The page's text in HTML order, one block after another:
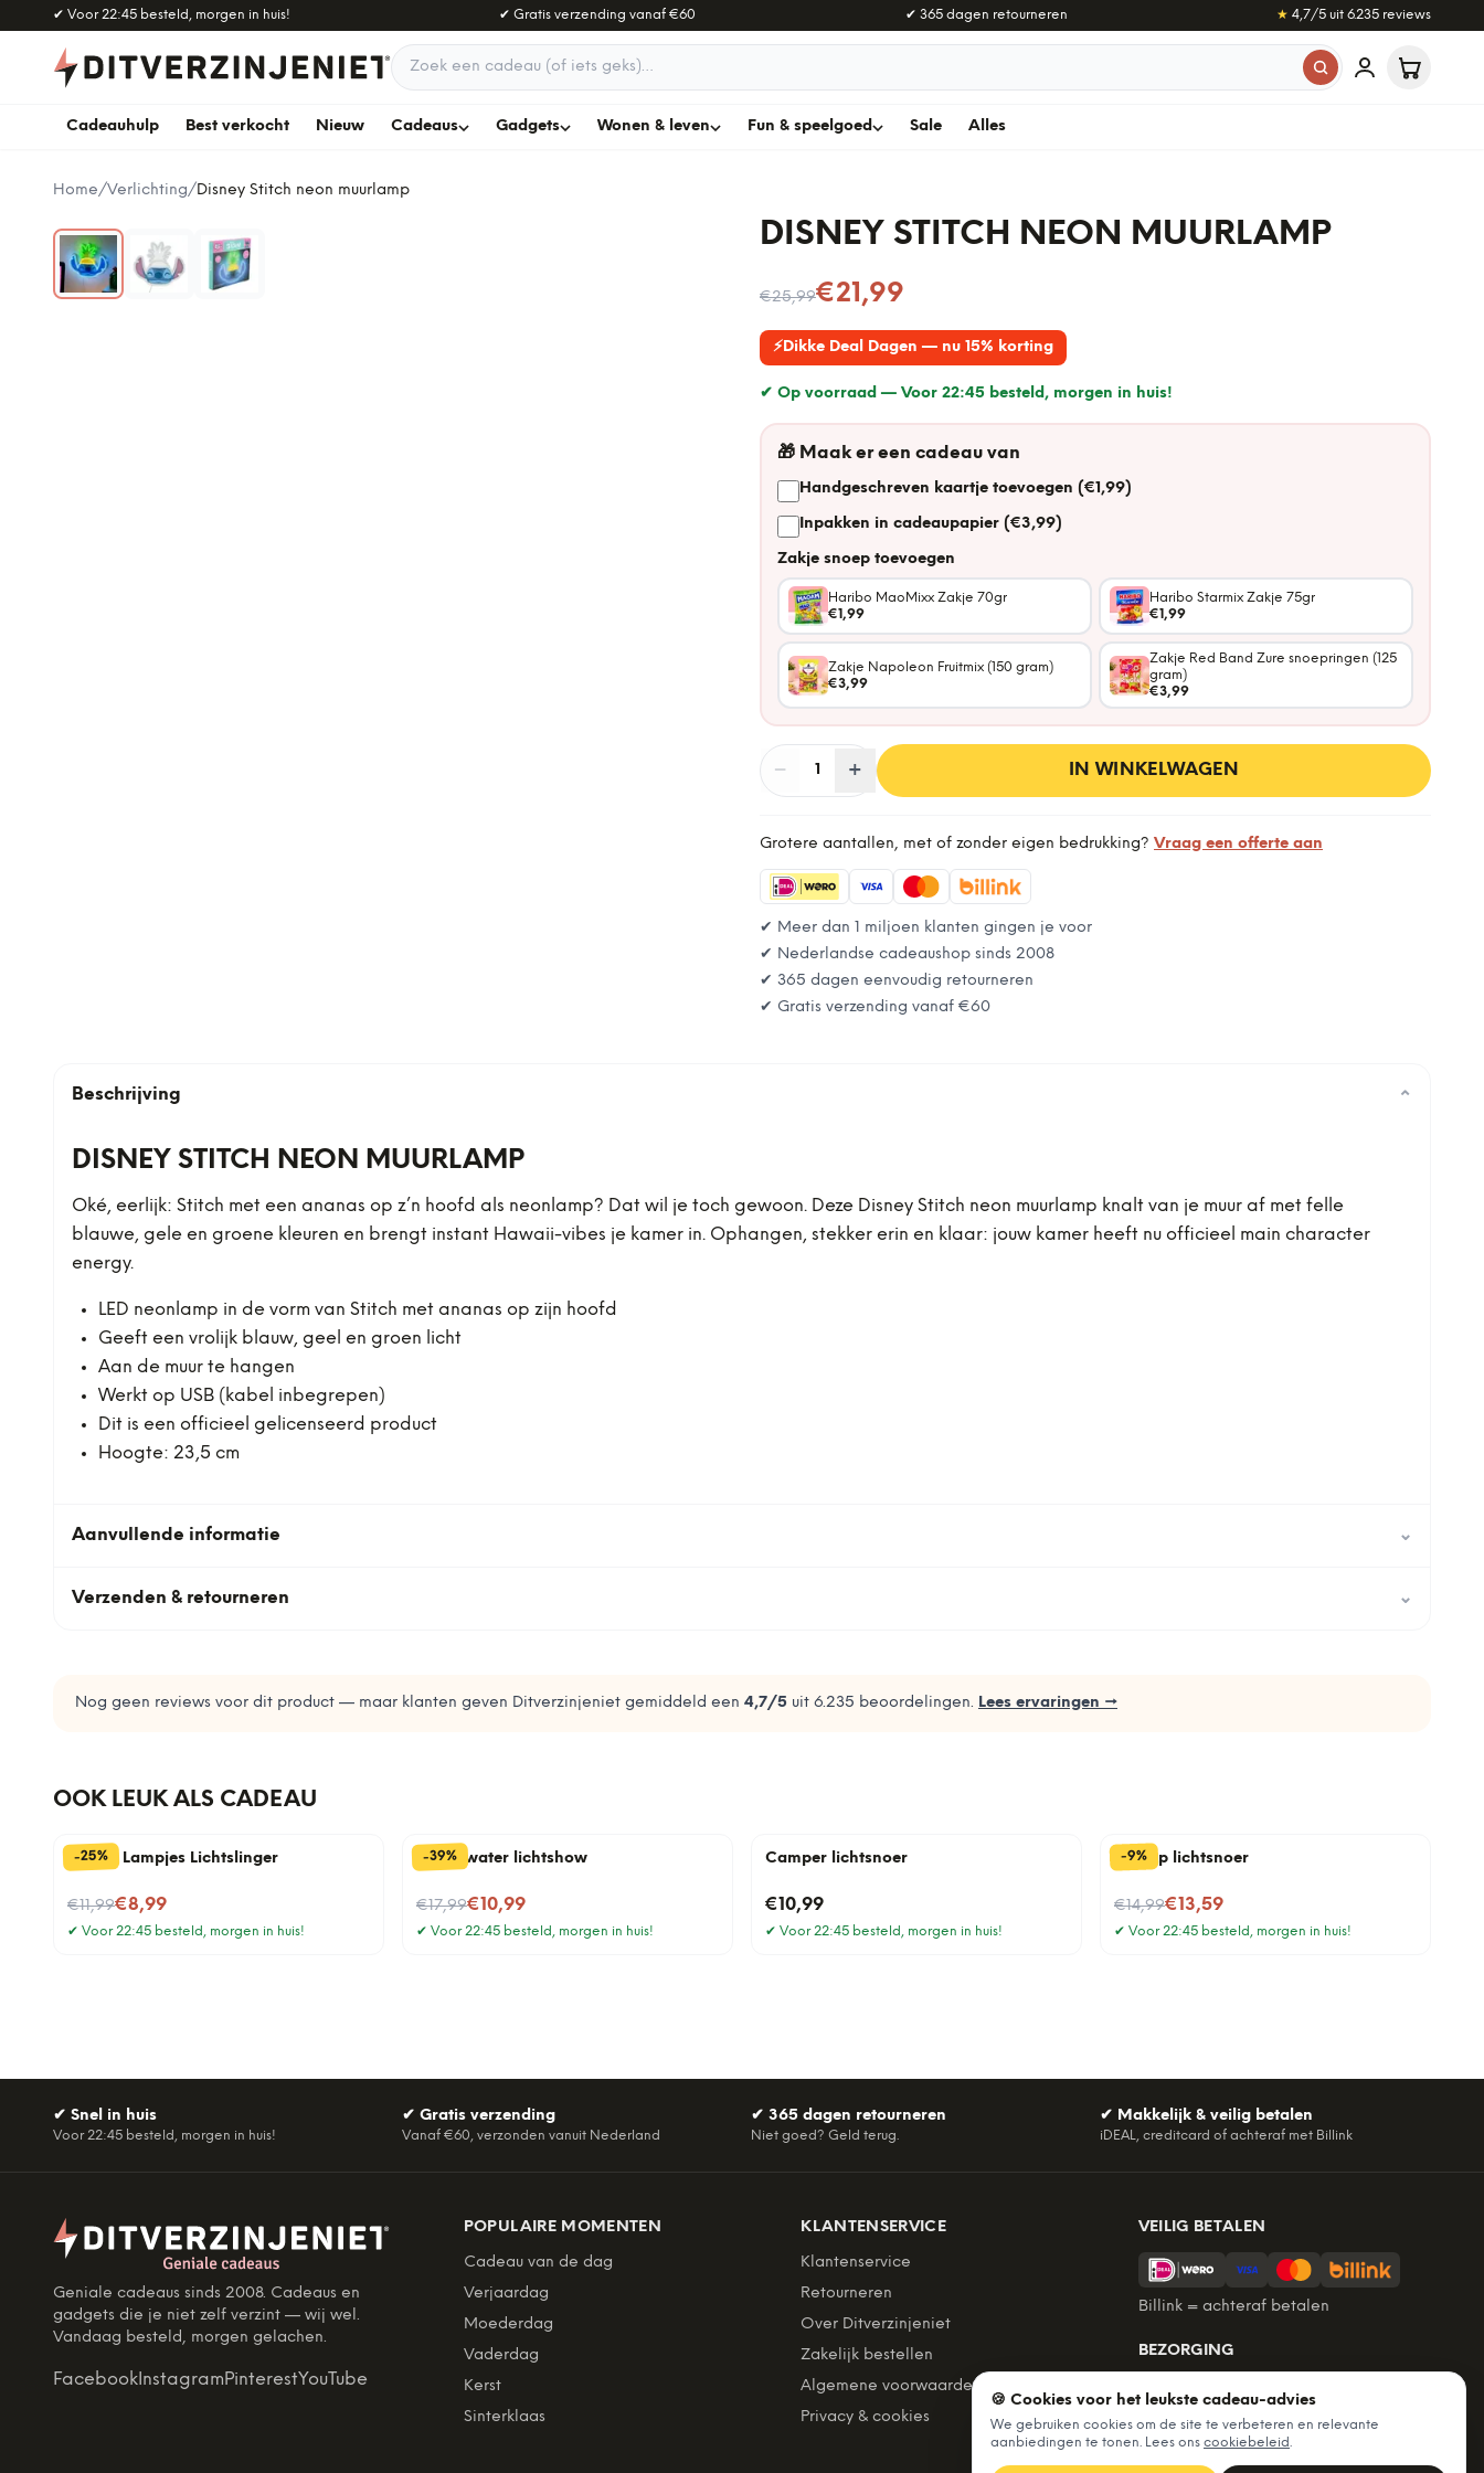
Naar hoofdinhoud
✔ Voor 22:45 besteld, morgen in huis! ✔ Gratis verzending vanaf€60 ✔ 365 dagen retourneren ★ 4,7/5 uit 6.235reviews
Zoek een cadeau
Cadeauhulp Best verkocht Nieuw Cadeaus Gadgets Wonen & leven Fun & speelgoed Sale Alles
Home/Verlichting/Disney Stitch neon muurlamp
DISNEY STITCH NEON MUURLAMP
€25,99
Nu voor€21,99
⚡Dikke Deal Dagen — nu 15% korting
✔ Op voorraad — Voor 22:45 besteld, morgen in huis!
🎁 Maak er een cadeau van
Handgeschreven kaartje toevoegen (€1,99)
Inpakken in cadeaupapier (€3,99)
Zakje snoep toevoegen
Haribo MaoMixx Zakje 70gr
€1,99
Haribo Starmix Zakje 75gr
€1,99
Zakje Napoleon Fruitmix (150 gram)
€3,99
Zakje Red Band Zure snoepringen (125
gram)
€3,99
− Aantal
1 + IN WINKELWAGEN
Grotere aantallen, met of zonder eigen bedrukking? Vraag een offerte aan
✔ Meer dan 1 miljoen klanten gingen je voor
✔ Nederlandse cadeaushop sinds 2008
✔ 365 dagen eenvoudig retourneren
✔ Gratis verzending vanaf €60
Beschrijving ⌄
DISNEY STITCH NEON MUURLAMP
Oké, eerlijk: Stitch met een ananas op z’n hoofd als neonlamp? Dat wil je toch gewoon. Deze Disney Stitch neon muurlamp knalt van je muur af met felle
blauwe, gele en groene kleuren en brengt instant Hawaii-vibes je kamer in. Ophangen, stekker erin en klaar: jouw kamer heeft nu officieel main character
energy.
LED neonlamp in de vorm van Stitch met ananas op zijn hoofd
Geeft een vrolijk blauw, geel en groen licht
Aan de muur te hangen
Werkt op USB (kabel inbegrepen)
Dit is een officieel gelicenseerd product
Hoogte: 23,5 cm
Aanvullende informatie ⌄
Verzenden & retourneren ⌄
Nog geen reviews voor dit product — maar klanten geven Ditverzinjeniet gemiddeld een 4,7/5 uit 6.235 beoordelingen. Lees ervaringen →
OOK LEUK ALS CADEAU
-25%
Edison Lampjes Lichtslinger
€11,99
Nu voor€8,99
✔ Voor 22:45 besteld, morgen in huis!
-39%
Onderwater lichtshow
€17,99
Nu voor€10,99
✔ Voor 22:45 besteld, morgen in huis!
Camper lichtsnoer
€10,99
✔ Voor 22:45 besteld, morgen in huis!
-9%
Klimop lichtsnoer
€14,99
Nu voor€13,59
✔ Voor 22:45 besteld, morgen in huis!
✔ Snel in huis
Voor 22:45 besteld, morgen in huis!
✔ Gratis verzending
Vanaf €60, verzonden vanuit Nederland
✔ 365 dagen retourneren
Niet goed? Geld terug.
✔ Makkelijk & veilig betalen
iDEAL, creditcard of achteraf met Billink
Geniale cadeaus sinds 2008. Cadeaus en
gadgets die je niet zelf verzint — wij wel.
Vandaag besteld, morgen gelachen.
Facebook InstagramPinterestYouTube
POPULAIRE MOMENTEN
Cadeau van de dag
Verjaardag
Moederdag
Vaderdag
Kerst
Sinterklaas
KLANTENSERVICE
Klantenservice
Retourneren
Over Ditverzinjeniet
Zakelijk bestellen
Algemene voorwaarden
Privacy & cookies
VEILIG BETALEN
Billink = achteraf betalen
BEZORGING
Gratis verzending vanaf €60. Tot 365
dagen retourneren.
★ 4,7/5 uit 6.235beoordelingen
🍪 Cookies voor het leukste cadeau-advies
We gebruiken cookies om de site te verbeteren en relevante
aanbiedingen te tonen. Lees ons cookiebeleid.